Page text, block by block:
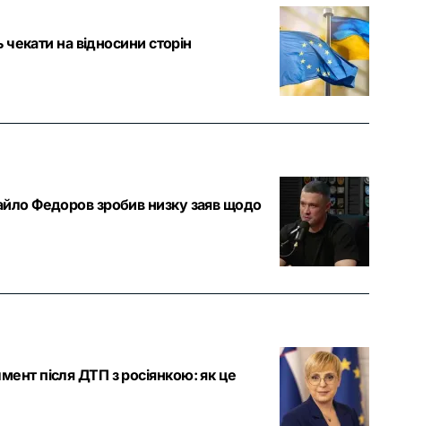
на відносини сторін
Федоров зробив низку заяв щодо
після ДТП з росіянкою: як це